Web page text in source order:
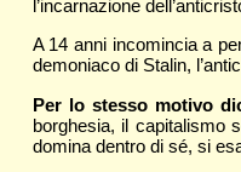
l’incarnazione
A 14 anni incomincia a
demoniaco di Stalin,
Per lo stesso motivo
borghesia, il capitalismo
domina dentro di sé, si